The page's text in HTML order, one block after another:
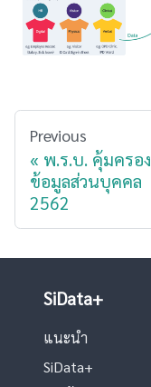
Previous
พ.ร.บ. คุ้มครอง
ข้อมูลส่วนบุคคล
2562
SiData+
แนะนำ
SiData+